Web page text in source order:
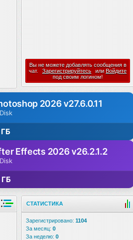
Вы не можете добавлять сообщения в
чат.
Зарегистрируйтесь или Войдите
под своим логином!
2026 v27.6.0.11
Effects 2026 v26.2.1.2
ГБ
СТАТИСТИКА
Зарегистрировано: 1104
За месяц: 0
За неделю: 0